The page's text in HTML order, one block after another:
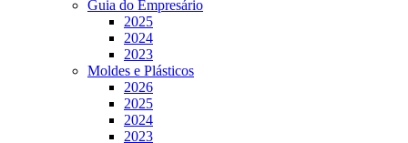
Guia do Empresário
2025
2024
2023
Moldes e Plásticos
2026
2025
2024
2023